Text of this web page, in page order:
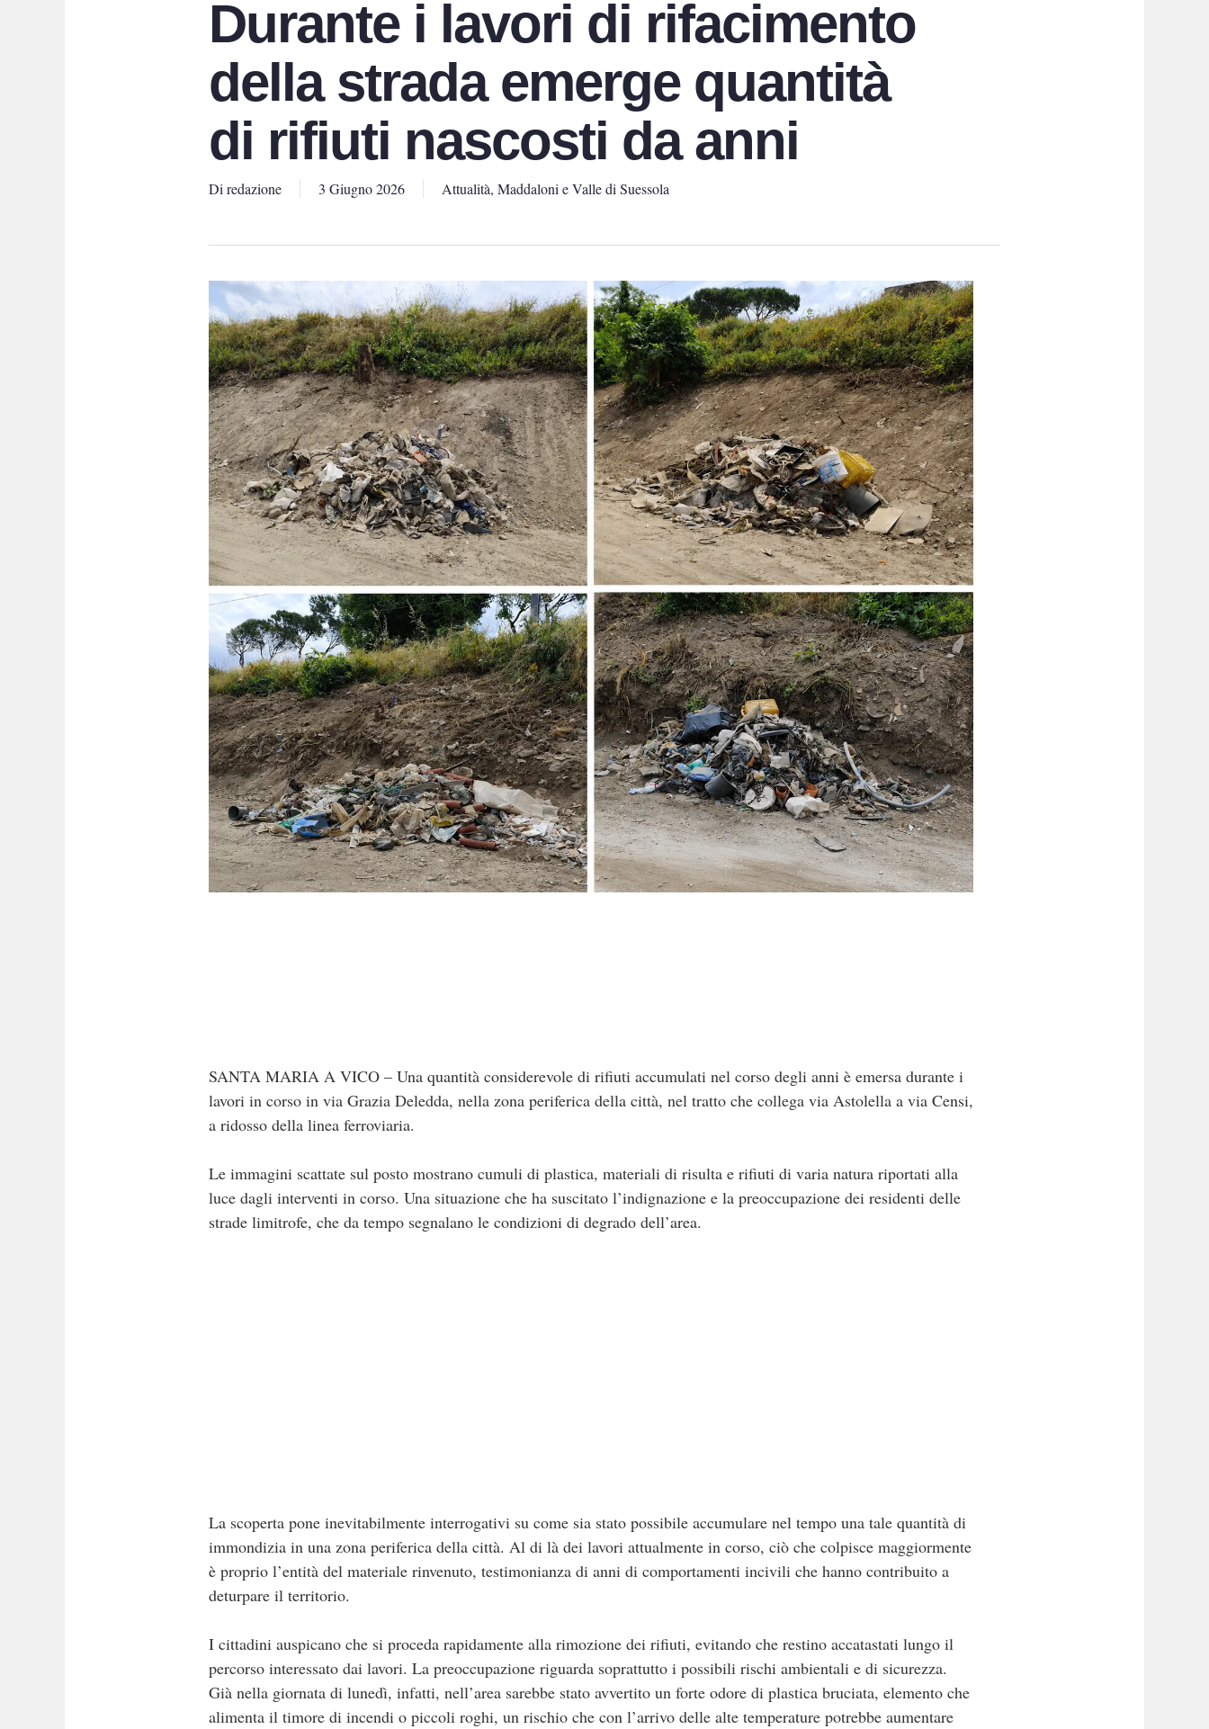
Durante i lavori di rifacimento
della strada emerge quantità
di rifiuti nascosti da anni
Di redazione 3 Giugno 2026 Attualità, Maddaloni e Valle di Suessola
SANTA MARIA A VICO – Una quantità considerevole di rifiuti accumulati nel corso degli anni è emersa durante i
lavori in corso in via Grazia Deledda, nella zona periferica della città, nel tratto che collega via Astolella a via Censi,
a ridosso della linea ferroviaria.
Le immagini scattate sul posto mostrano cumuli di plastica, materiali di risulta e rifiuti di varia natura riportati alla
luce dagli interventi in corso. Una situazione che ha suscitato l’indignazione e la preoccupazione dei residenti delle
strade limitrofe, che da tempo segnalano le condizioni di degrado dell’area.
La scoperta pone inevitabilmente interrogativi su come sia stato possibile accumulare nel tempo una tale quantità di
immondizia in una zona periferica della città. Al di là dei lavori attualmente in corso, ciò che colpisce maggiormente
è proprio l’entità del materiale rinvenuto, testimonianza di anni di comportamenti incivili che hanno contribuito a
deturpare il territorio.
I cittadini auspicano che si proceda rapidamente alla rimozione dei rifiuti, evitando che restino accatastati lungo il
percorso interessato dai lavori. La preoccupazione riguarda soprattutto i possibili rischi ambientali e di sicurezza.
Già nella giornata di lunedì, infatti, nell’area sarebbe stato avvertito un forte odore di plastica bruciata, elemento che
alimenta il timore di incendi o piccoli roghi, un rischio che con l’arrivo delle alte temperature potrebbe aumentare